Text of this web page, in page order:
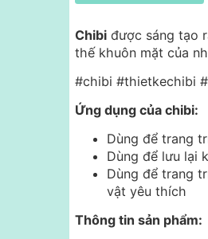
Chibi được sáng tạo
thế khuôn mặt của
#chibi #thietkechibi
Ứng dụng của chibi:
Dùng để trang
Dùng để lưu lại
Dùng để trang
vật yêu thích
Thông tin sản phẩm: